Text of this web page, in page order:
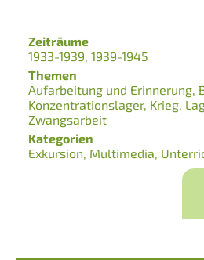
Zeiträume
1933-1939 1939-1945
Themen
Aufarbeitung und Erinnerung
Konzentrationslager Krieg
Zwangsarbeit
Kategorien
Exkursion Multimedia